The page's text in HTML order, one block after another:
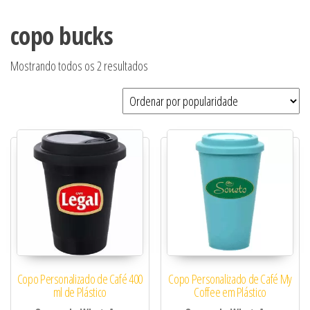
copo bucks
Mostrando todos os 2 resultados
Copo Personalizado de Café 400
ml de Plástico
Copo Personalizado de Café My
Coffee em Plástico